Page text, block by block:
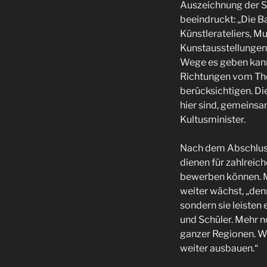
Auszeichnung der
beeindruckt: „Die
Künstlerateliers,
Wege es geben
Richtungen vom
berücksichtigen.
hier sind,
Kultusminister.
Nach dem
dienen für
bewerben können.
weiter wächst,
sondern sie leisten
und Schüler. Mehr
ganzer Regionen.
weiter ausbauen.“